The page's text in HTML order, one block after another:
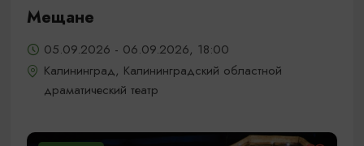
Мещане
05.09.2026 - 06.09.2026, 18:00
Калининград, Калининградский областной
драматический театр